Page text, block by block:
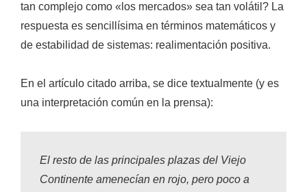
tan complejo como «los mercados» sea tan volátil? La
respuesta es sencillísima en términos matemáticos y
de estabilidad de sistemas: realimentación positiva.
En el artículo citado arriba, se dice textualmente (y es
una interpretación común en la prensa):
El resto de las principales plazas del Viejo
Continente amenecían en rojo, pero poco a